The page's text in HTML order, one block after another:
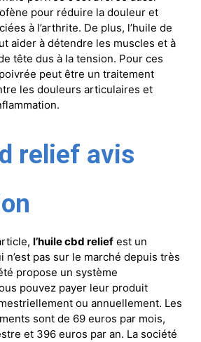
pour réduire la douleur et
à l’arthrite. De plus, l’huile de
aider à détendre les muscles et à
tête dus à la tension. Pour ces
peut être un traitement
les douleurs articulaires et
relief avis
l’huile cbd relief est un
n’est pas sur le marché depuis très
propose un système
pouvez payer leur produit
ou annuellement. Les
sont de 69 euros par mois,
et 396 euros par an. La société